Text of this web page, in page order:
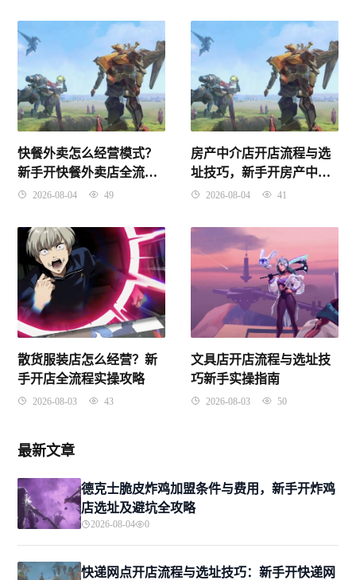
快餐外卖怎么经营模式？
新手开快餐外卖店全流程
指南2026-08-04 49
房产中介店开店流程与选
址技巧，新手开房产中介
店避坑指南
2026-08-04 41
散货服装店怎么经营？新
手开店全流程实操攻略
2026-08-03 43
文具店开店流程与选址技
巧新手实操指南
2026-08-03 50
最新文章
德克士脆皮炸鸡加盟条件与费用，新手开炸鸡
店选址及避坑全攻略
2026-08-04 0
快递网点开店流程与选址技巧：新手开快递网